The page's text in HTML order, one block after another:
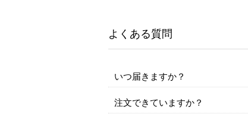
よくある質問
いつ届きますか？
注文できていますか？